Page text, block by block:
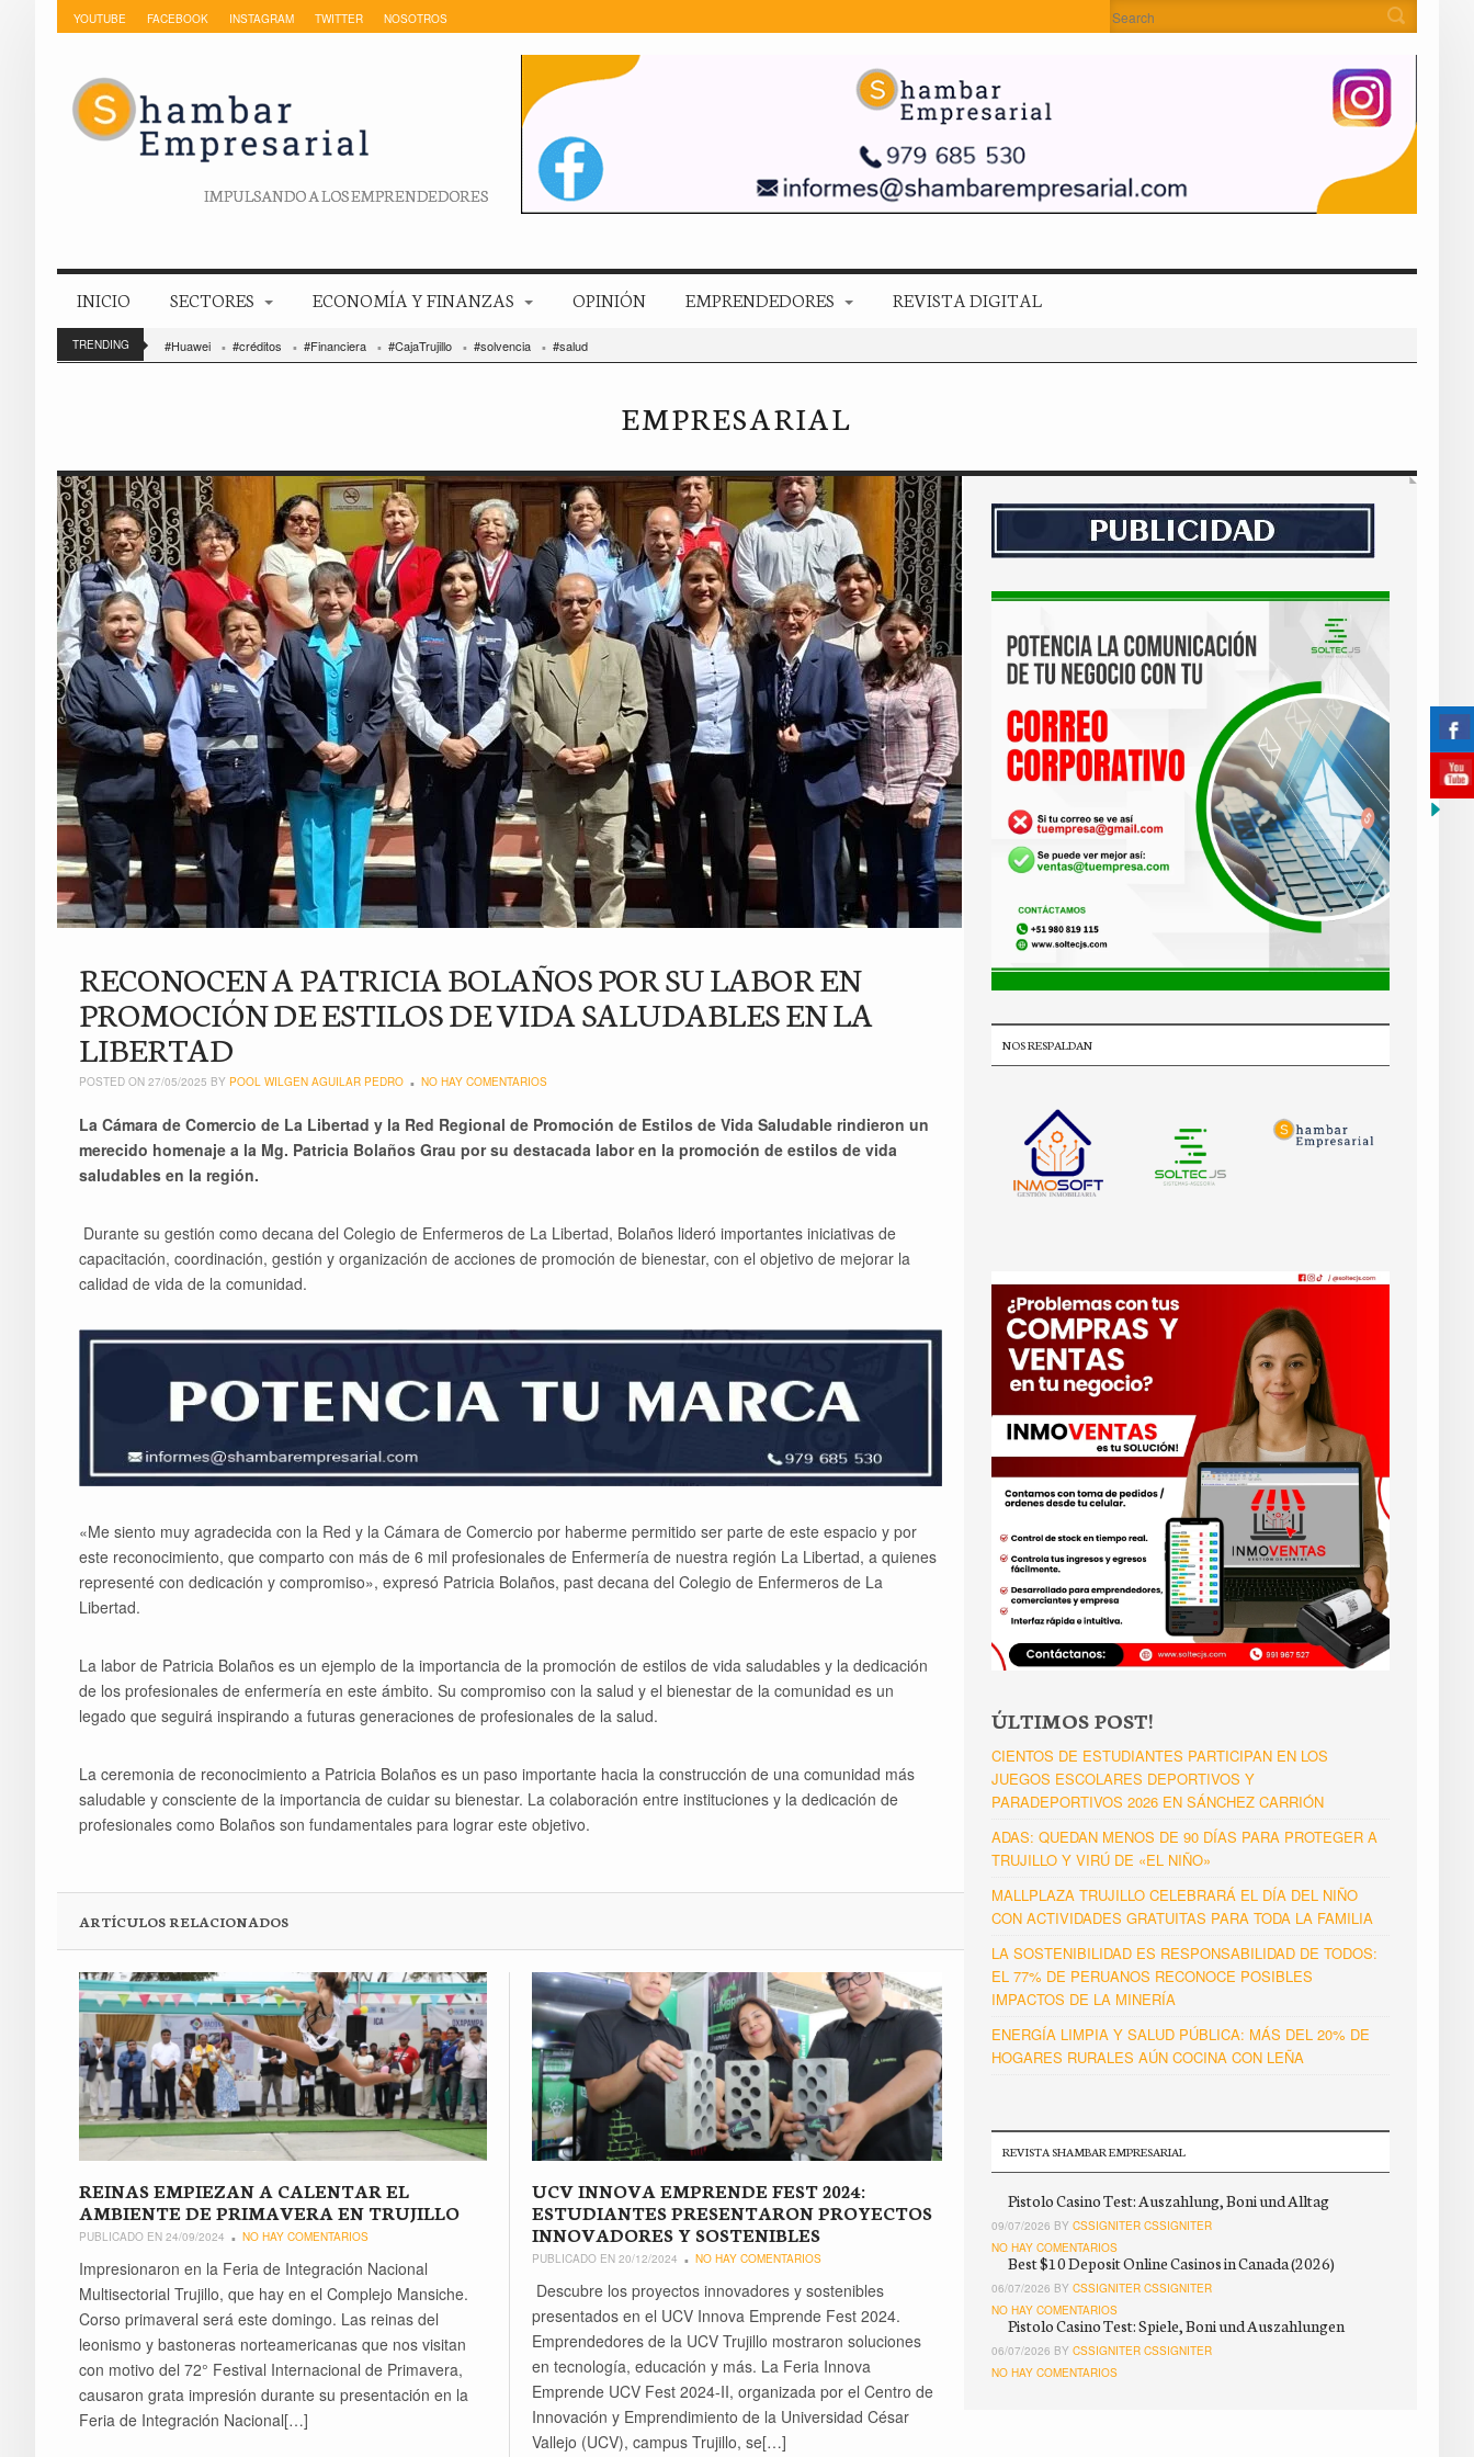
YOUTUBE FACEBOOK INSTAGRAM TWITTER NOSOTROS
IMPULSANDO A LOS EMPRENDEDORES
INICIO SECTORES ECONOMÍA Y FINANZAS OPINIÓN EMPRENDEDORES REVISTA DIGITAL
TRENDING #Huawei #créditos #Financiera #CajaTrujillo #solvencia #salud
EMPRESARIAL
RECONOCEN A PATRICIA BOLAÑOS POR SU LABOR EN
PROMOCIÓN DE ESTILOS DE VIDA SALUDABLES EN LA
LIBERTAD
POSTED ON 27/05/2025 BY POOL WILGEN AGUILAR PEDRO NO HAY COMENTARIOS
La Cámara de Comercio de La Libertad y la Red Regional de Promoción de Estilos de Vida Saludable rindieron un
merecido homenaje a la Mg. Patricia Bolaños Grau por su destacada labor en la promoción de estilos de vida
saludables en la región.
Durante su gestión como decana del Colegio de Enfermeros de La Libertad, Bolaños lideró importantes iniciativas de
capacitación, coordinación, gestión y organización de acciones de promoción de bienestar, con el objetivo de mejorar la
calidad de vida de la comunidad.
«Me siento muy agradecida con la Red y la Cámara de Comercio por haberme permitido ser parte de este espacio y por
este reconocimiento, que comparto con más de 6 mil profesionales de Enfermería de nuestra región La Libertad, a quienes
representé con dedicación y compromiso», expresó Patricia Bolaños, past decana del Colegio de Enfermeros de La
Libertad.
La labor de Patricia Bolaños es un ejemplo de la importancia de la promoción de estilos de vida saludables y la dedicación
de los profesionales de enfermería en este ámbito. Su compromiso con la salud y el bienestar de la comunidad es un
legado que seguirá inspirando a futuras generaciones de profesionales de la salud.
La ceremonia de reconocimiento a Patricia Bolaños es un paso importante hacia la construcción de una comunidad más
saludable y consciente de la importancia de cuidar su bienestar. La colaboración entre instituciones y la dedicación de
profesionales como Bolaños son fundamentales para lograr este objetivo.
ARTÍCULOS RELACIONADOS
REINAS EMPIEZAN A CALENTAR EL
AMBIENTE DE PRIMAVERA EN TRUJILLO
PUBLICADO EN 24/09/2024 NO HAY COMENTARIOS
Impresionaron en la Feria de Integración Nacional
Multisectorial Trujillo, que hay en el Complejo Mansiche.
Corso primaveral será este domingo. Las reinas del
leonismo y bastoneras norteamericanas que nos visitan
con motivo del 72° Festival Internacional de Primavera,
causaron grata impresión durante su presentación en la
Feria de Integración Nacional[…]
UCV INNOVA EMPRENDE FEST 2024:
ESTUDIANTES PRESENTARON PROYECTOS
INNOVADORES Y SOSTENIBLES
PUBLICADO EN 20/12/2024 NO HAY COMENTARIOS
Descubre los proyectos innovadores y sostenibles
presentados en el UCV Innova Emprende Fest 2024.
Emprendedores de la UCV Trujillo mostraron soluciones
en tecnología, educación y más. La Feria Innova
Emprende UCV Fest 2024-II, organizada por el Centro de
Innovación y Emprendimiento de la Universidad César
Vallejo (UCV), campus Trujillo, se[…]
NOS RESPALDAN
ÚLTIMOS POST!
CIENTOS DE ESTUDIANTES PARTICIPAN EN LOS
JUEGOS ESCOLARES DEPORTIVOS Y
PARADEPORTIVOS 2026 EN SÁNCHEZ CARRIÓN
ADAS: QUEDAN MENOS DE 90 DÍAS PARA PROTEGER A
TRUJILLO Y VIRÚ DE «EL NIÑO»
MALLPLAZA TRUJILLO CELEBRARÁ EL DÍA DEL NIÑO
CON ACTIVIDADES GRATUITAS PARA TODA LA FAMILIA
LA SOSTENIBILIDAD ES RESPONSABILIDAD DE TODOS:
EL 77% DE PERUANOS RECONOCE POSIBLES
IMPACTOS DE LA MINERÍA
ENERGÍA LIMPIA Y SALUD PÚBLICA: MÁS DEL 20% DE
HOGARES RURALES AÚN COCINA CON LEÑA
REVISTA SHAMBAR EMPRESARIAL
Pistolo Casino Test: Auszahlung, Boni und Alltag
09/07/2026 BY CSSIGNITER CSSIGNITER
NO HAY COMENTARIOS
Best $10 Deposit Online Casinos in Canada (2026)
06/07/2026 BY CSSIGNITER CSSIGNITER
NO HAY COMENTARIOS
Pistolo Casino Test: Spiele, Boni und Auszahlungen
06/07/2026 BY CSSIGNITER CSSIGNITER
NO HAY COMENTARIOS